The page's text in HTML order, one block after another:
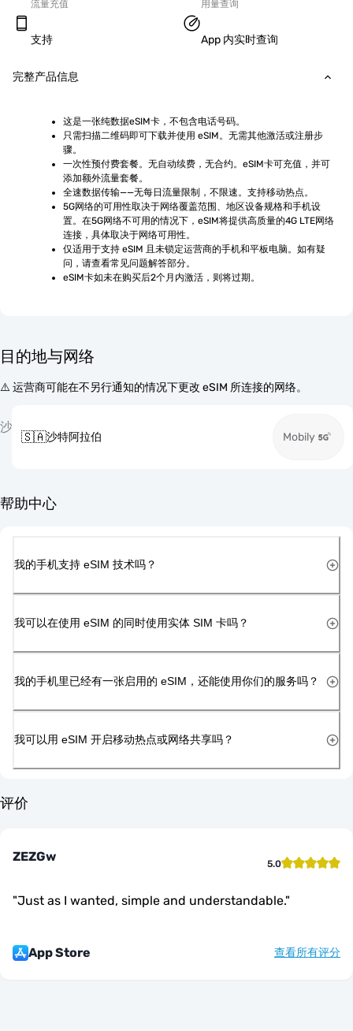
流量充值
支持
用量查询
App 内实时查询
完整产品信息
这是一张纯数据eSIM卡，不包含电话号码。
只需扫描二维码即可下载并使用 eSIM。无需其他激活或注册步
骤。
一次性预付费套餐。无自动续费，无合约。eSIM卡可充值，并可
添加额外流量套餐。
全速数据传输——无每日流量限制，不限速。支持移动热点。
5G网络的可用性取决于网络覆盖范围、地区设备规格和手机设
置。在5G网络不可用的情况下，eSIM将提供高质量的4G LTE网络
连接，具体取决于网络可用性。
仅适用于支持 eSIM 且未锁定运营商的手机和平板电脑。如有疑
问，请查看常见问题解答部分。
eSIM卡如未在购买后2个月内激活，则将过期。
目的地与网络
⚠️ 运营商可能在不另行通知的情况下更改 eSIM 所连接的网络。
沙
🇸🇦沙特阿拉伯 Mobily
帮助中心
我的手机支持 eSIM 技术吗？
我可以在使用 eSIM 的同时使用实体 SIM 卡吗？
我的手机里已经有一张启用的 eSIM，还能使用你们的服务吗？
我可以用 eSIM 开启移动热点或网络共享吗？
评价
ZEZGw 5.0
"Just as I wanted, simple and understandable."
App Store 查看所有评分